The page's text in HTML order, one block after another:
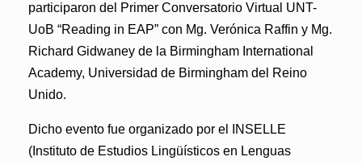
participaron del Primer Conversatorio Virtual UNT-
UoB “Reading in EAP” con Mg. Verónica Raffin y Mg.
Richard Gidwaney de la Birmingham International
Academy, Universidad de Birmingham del Reino
Unido.
Dicho evento fue organizado por el INSELLE
(Instituto de Estudios Lingüísticos en Lenguas